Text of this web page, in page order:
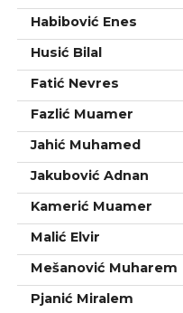
Habibović Enes
Husić Bilal
Fatić Nevres
Fazlić Muamer
Jahić Muhamed
Jakubović Adnan
Kamerić Muamer
Malić Elvir
Mešanović Muharem
Pjanić Miralem